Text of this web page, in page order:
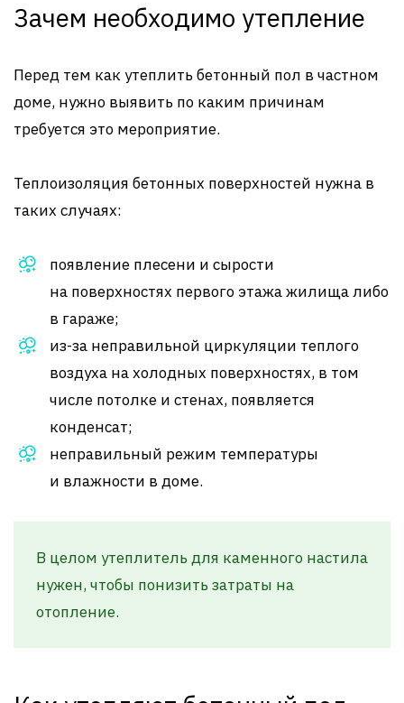
Зачем необходимо утепление
Перед тем как утеплить бетонный пол в частном
доме, нужно выявить по каким причинам
требуется это мероприятие.
Теплоизоляция бетонных поверхностей нужна в
таких случаях:
появление плесени и сырости
на поверхностях первого этажа жилища либо
в гараже;
из-за неправильной циркуляции теплого
воздуха на холодных поверхностях, в том
числе потолке и стенах, появляется
конденсат;
неправильный режим температуры
и влажности в доме.
В целом утеплитель для каменного настила
нужен, чтобы понизить затраты на
отопление.